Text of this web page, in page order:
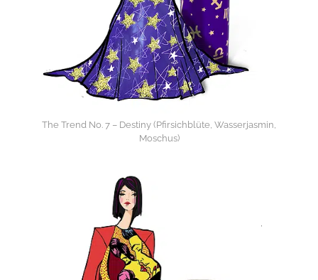
The Trend No. 7 – Destiny (Pfirsichblüte, Wasserjasmin,
Moschus)